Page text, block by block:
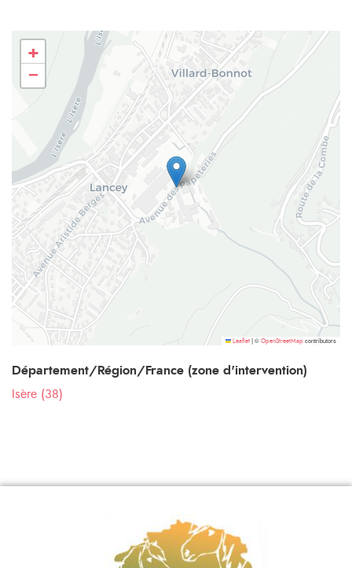
+
−
Leaflet © OpenStreetMap contributors
Département/Région/France (zone d'intervention)
Isère (38)